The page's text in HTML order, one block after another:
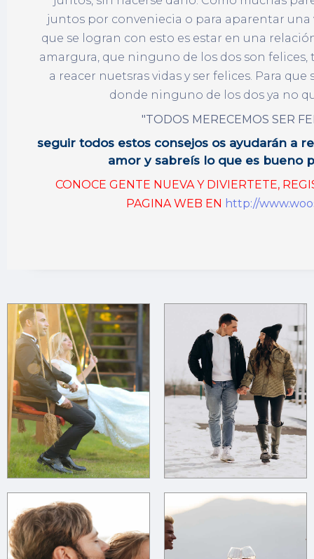
juntos por conveniecia o para aparentar una
que se logran con esto es estar en una
amargura, que ninguno de los dos son
a reacer nuetsras vidas y ser felices. Para
donde ninguno de los dos ya no
"TODOS MERECEMOS SER
seguir todos estos consejos os ayudarán a
amor y sabreís lo que es bueno
CONOCE GENTE NUEVA Y DIVIERTETE,
PAGINA WEB EN http://